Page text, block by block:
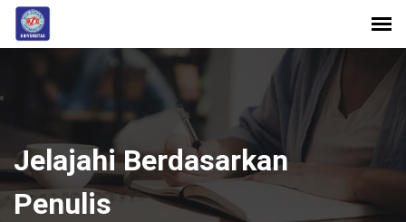
Jelajahi Berdasarkan
Penulis